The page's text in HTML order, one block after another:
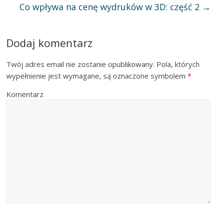
Co wpływa na cenę wydruków w 3D: część 2 →
Dodaj komentarz
Twój adres email nie zostanie opublikowany. Pola, których
wypełnienie jest wymagane, są oznaczone symbolem*
Komentarz